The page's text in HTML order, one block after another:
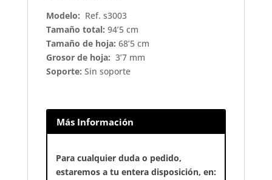
Modelo: Ref. s3003
Tamaño total: 94’5 cm
Tamaño de hoja: 68’5 cm
Grosor de hoja: 3’7 mm
Soporte: Sin soporte
Más Información
Para cualquier duda o pedido,
estaremos a tu entera disposición, en: